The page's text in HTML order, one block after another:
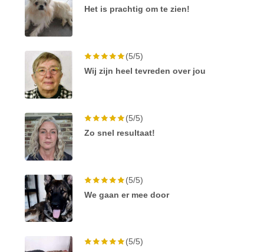
Het is prachtig om te zien!
(5/5)
Wij zijn heel tevreden over jou
(5/5)
Zo snel resultaat!
(5/5)
We gaan er mee door
(5/5)